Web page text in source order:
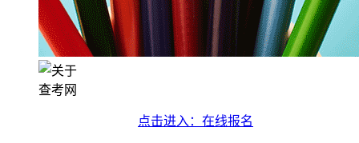
查考网
点击进入：在线报名